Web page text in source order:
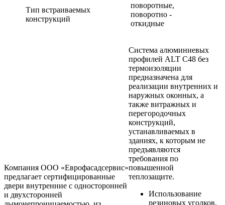
Тип встраиваемых
конструкций
поворотные,
поворотно -
откидные
Компания ООО «Еврофасадсервис»
предлагает сертифицированные
двери внутренние с односторонней
и двухсторонней
Система алюминиевых
профилей ALT C48 без
термоизоляции
предназначена для
реализации внутренних и
наружных оконных, а
также витражных и
перегородочных
конструкций,
устанавливаемых в
зданиях, к которым не
предъявляются
требования по
повышенной
теплозащите.
Использование
резиновых уголков,